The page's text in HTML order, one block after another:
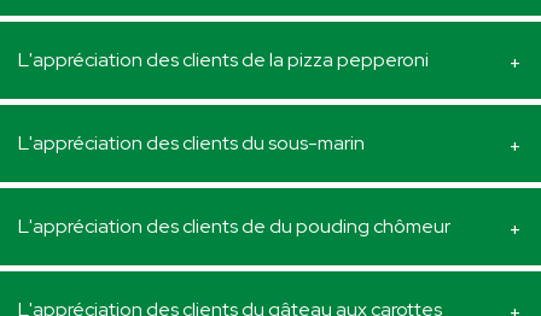
L'appréciation des clients de la pizza pepperoni
L'appréciation des clients du sous-marin
L'appréciation des clients de du pouding chômeur
L'appréciation des clients du gâteau aux carottes